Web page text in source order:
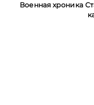
Военная хроника